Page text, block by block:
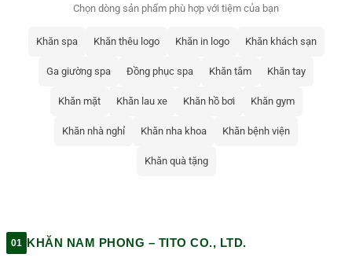
Chọn dòng sản phẩm phù hợp với tiệm của bạn
Khăn spa Khăn thêu logo Khăn in logo Khăn khách sạn
Ga giường spa Đồng phục spa Khăn tắm Khăn tay
Khăn mặt Khăn lau xe Khăn hồ bơi Khăn gym
Khăn nhà nghỉ Khăn nha khoa Khăn bệnh viện
Khăn quà tặng
01 KHĂN NAM PHONG – TITO CO., LTD.